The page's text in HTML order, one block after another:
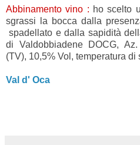
Abbinamento vino : ho scelto
sgrassi la bocca dalla
spadellato e dalla sapidità
di Valdobbiadene DOCG,
(TV), 10,5% Vol, temperatura di
Val d' Oca